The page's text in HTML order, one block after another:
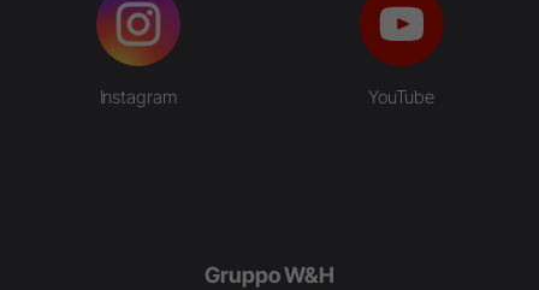
Instagram YouTube
Gruppo W&H